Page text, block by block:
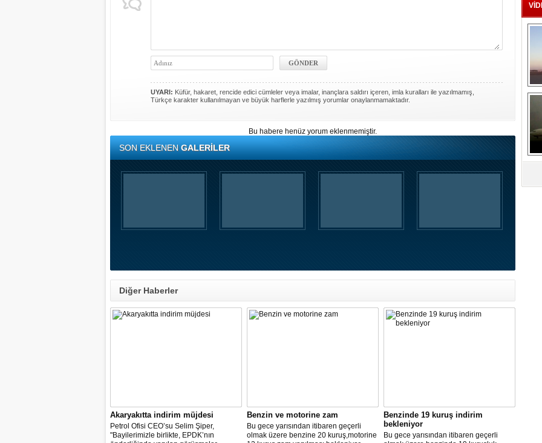
UYARI: Küfür, hakaret, rencide edici cümleler veya imalar, inançlara saldırı içeren, imla kuralları ile yazılmamış,
Türkçe karakter kullanılmayan ve büyük harflerle yazılmış yorumlar onaylanmamaktadır.
Bu habere henüz yorum eklenmemiştir.
SON EKLENENGALERİLER
Diğer Haberler
Akaryakıtta indirim müjdesi
Petrol Ofisi CEO’su Selim Şiper,
"Bayilerimizle birlikte, EPDK’nın
Benzin ve motorine zam
Bu gece yarısından itibaren geçerli
olmak üzere benzine 20 kuruş,motorine
Benzinde 19 kuruş indirim
bekleniyor
Bu gece yarısından itibaren geçerli